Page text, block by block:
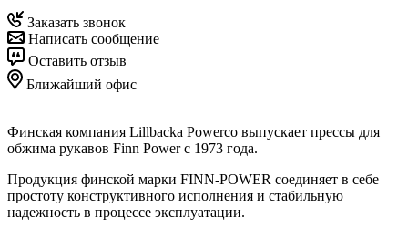
Заказать звонок
Написать сообщение
Оставить отзыв
Ближайший офис
Финская компания Lillbacka Powerco выпускает прессы для
обжима рукавов Finn Power с 1973 года.
Продукция финской марки FINN-POWER соединяет в себе
простоту конструктивного исполнения и стабильную
надежность в процессе эксплуатации.